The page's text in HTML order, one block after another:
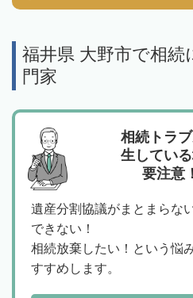
福井県 大野市で相
門家
相続トラ
生してい
要注意
遺産分割協議がまとまらな
できない！
相続放棄したい！という悩
すすめします。